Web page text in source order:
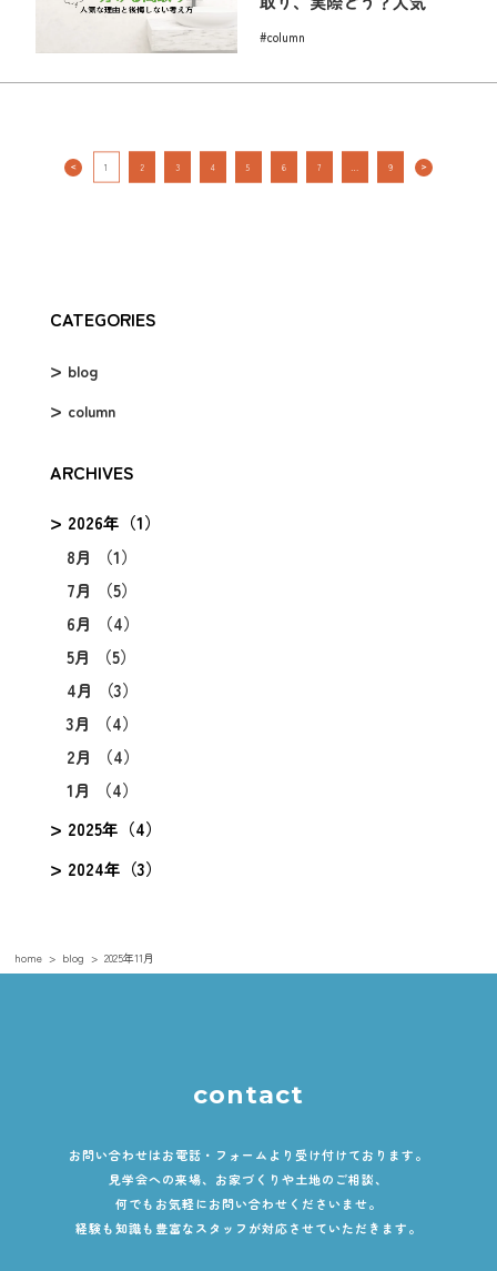
#column
＜ 1 2 3 4 5 6 7 … 9 ＞
CATEGORIES
blog
column
ARCHIVES
2026年（1）
8月 （1）
7月 （5）
6月 （4）
5月 （5）
4月 （3）
3月 （4）
2月 （4）
1月 （4）
2025年（4）
2024年（3）
home blog 2025年11月
contact
お問い合わせはお電話・フォームより受け付けております。
見学会への来場、お家づくりや土地のご相談、
何でもお気軽にお問い合わせくださいませ。
経験も知識も豊富なスタッフが対応させていただきます。